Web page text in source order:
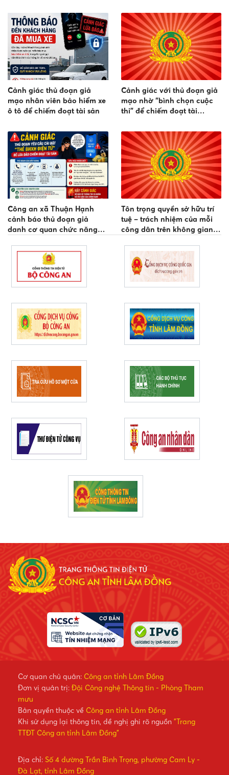
Cảnh giác thủ đoạn giả
mạo nhân viên bảo hiểm xe
ô tô để chiếm đoạt tài sản
Cảnh giác với thủ đoạn giả
mạo nhờ “bình chọn cuộc
thi” để chiếm đoạt tài
Công an xã Thuận Hạnh
cảnh báo thủ đoạn giả
danh cơ quan chức năng
tin bảo hiểm y tế để chiếm
đoạt tài sản
Tôn trọng quyền sở hữu trí
tuệ – trách nhiệm của mỗi
công dân trên không gian
Cơ quan chủ quản: Công an tỉnh Lâm Đồng
Đơn vị quản trị: Đội Công nghệ Thông tin - Phòng Tham
mưu
Bản quyền thuộc về Công an tỉnh Lâm Đồng
Khi sử dụng lại thông tin, đề nghị ghi rõ nguồn "Trang
TTĐT Công an tỉnh Lâm Đồng"
Địa chỉ: Số 4 đường Trần Bình Trọng, phường Cam Ly -
Đà Lạt, tỉnh Lâm Đồng